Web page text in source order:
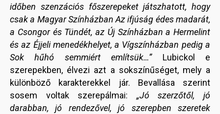
időben szenzációs főszerepeket játszhatott, hogy
csak a Magyar Színházban Az ifjúság édes madarát,
a Csongor és Tündét, az Új Színházban a Hermelint
és az Éjjeli menedékhelyet, a Vígszínházban pedig a
Sok hűhó semmiért említsük…”Lubickol e
szerepekben, élvezi azt a sokszínűséget, mely a
különböző karakterekkel jár. Bevallása szerint
sosem voltak szerepálmai: „Jó szerzőtől, jó
darabban, jó rendezővel, jó szerepben szeretek